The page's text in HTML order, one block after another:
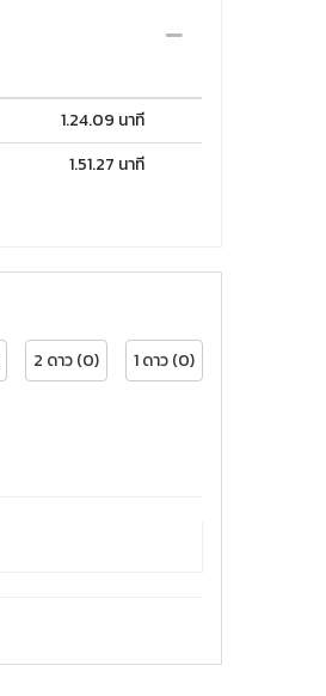
1.24.09 นาที
1.51.27 นาที
2 ดาว (0) 1 ดาว (0)